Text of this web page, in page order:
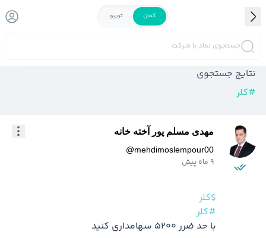
کمان توربو
جستجوی نماد یا شرکت
نتایج جستجوی
#کلر
مهدی مسلم پور آخته خانه
@mehdimoslempour00
9 ماه پیش
$کلر
#کلر
با حد ضرر 5200 سهامداری کنید